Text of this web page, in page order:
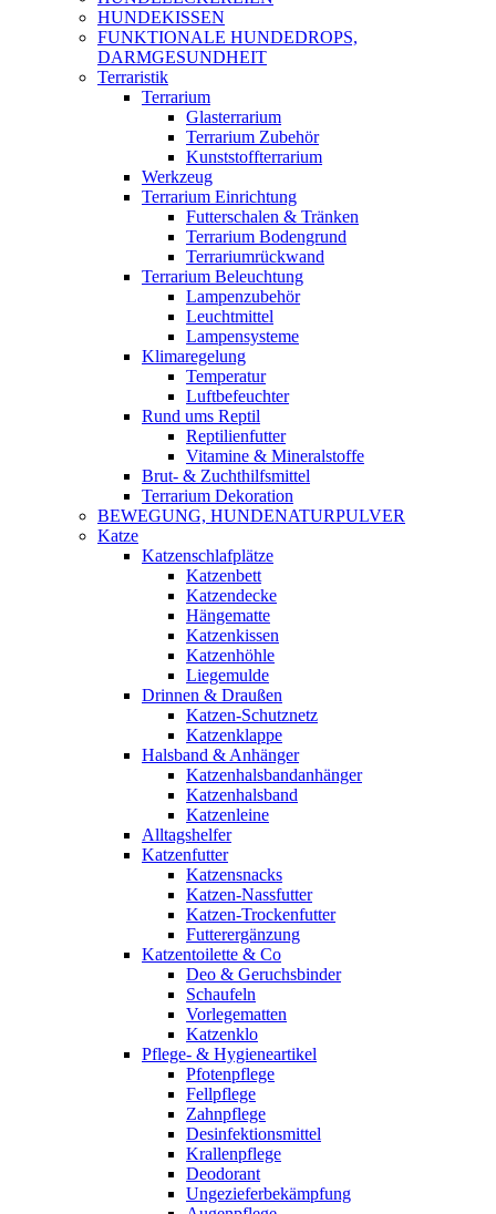
HUNDEKISSEN
FUNKTIONALE HUNDEDROPS,
DARMGESUNDHEIT
Terraristik
Terrarium
Glasterrarium
Terrarium Zubehör
Kunststoffterrarium
Werkzeug
Terrarium Einrichtung
Futterschalen & Tränken
Terrarium Bodengrund
Terrariumrückwand
Terrarium Beleuchtung
Lampenzubehör
Leuchtmittel
Lampensysteme
Klimaregelung
Temperatur
Luftbefeuchter
Rund ums Reptil
Reptilienfutter
Vitamine & Mineralstoffe
Brut- & Zuchthilfsmittel
Terrarium Dekoration
BEWEGUNG, HUNDENATURPULVER
Katze
Katzenschlafplätze
Katzenbett
Katzendecke
Hängematte
Katzenkissen
Katzenhöhle
Liegemulde
Drinnen & Draußen
Katzen-Schutznetz
Katzenklappe
Halsband & Anhänger
Katzenhalsbandanhänger
Katzenhalsband
Katzenleine
Alltagshelfer
Katzenfutter
Katzensnacks
Katzen-Nassfutter
Katzen-Trockenfutter
Futterergänzung
Katzentoilette & Co
Deo & Geruchsbinder
Schaufeln
Vorlegematten
Katzenklo
Pflege- & Hygieneartikel
Pfotenpflege
Fellpflege
Zahnpflege
Desinfektionsmittel
Krallenpflege
Deodorant
Ungezieferbekämpfung